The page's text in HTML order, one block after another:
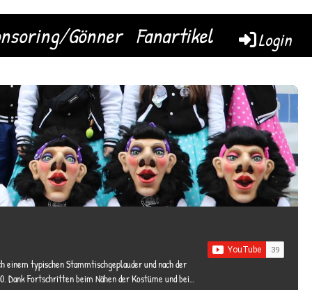
Gönner Fanartikel Login